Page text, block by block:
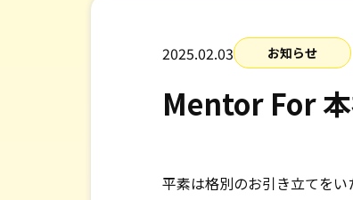
キャリアメンターについて2025.02.03 お知らせ
Mentor For
平素は格別のお引き立てをい